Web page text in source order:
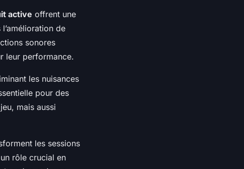
active offrent une
de
sonores
leur performance.
les nuisances
pour des
mais aussi
les sessions
rôle crucial en